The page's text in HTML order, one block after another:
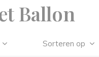
Ballon
Sorteren op